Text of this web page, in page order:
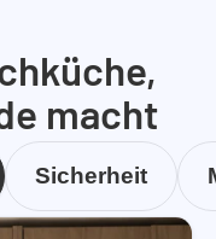
macht
Sicherheit